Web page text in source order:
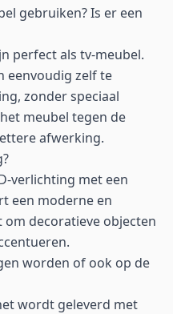
gebruiken? Is er een
perfect als tv-meubel.
eenvoudig zelf te
zonder speciaal
meubel tegen de
afwerking.
verlichting met een
een moderne en
decoratieve objecten
worden of ook op de
wordt geleverd met